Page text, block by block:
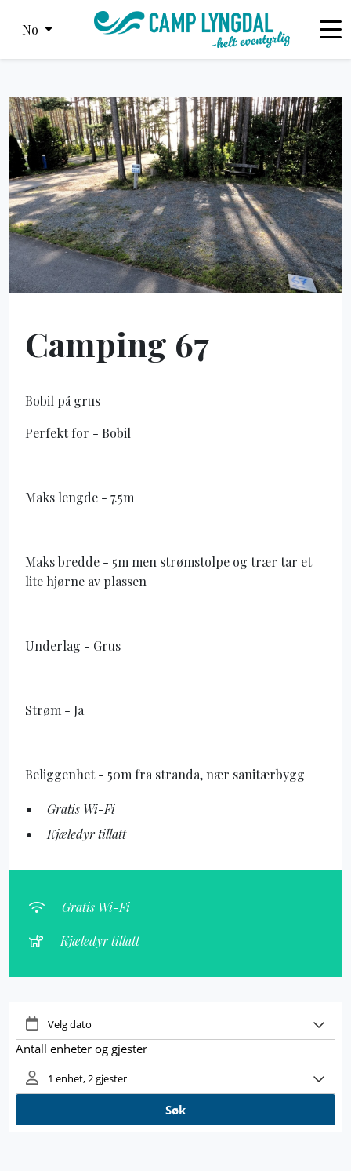
No
Camping 67
Bobil på grus
Perfekt for - Bobil
Maks lengde - 7.5m
Maks bredde - 5m men strømstolpe og trær tar et
lite hjørne av plassen
Underlag - Grus
Strøm - Ja
Beliggenhet - 50m fra stranda, nær sanitærbygg
Gratis Wi-Fi
Kjæledyr tillatt
Gratis Wi-Fi
Kjæledyr tillatt